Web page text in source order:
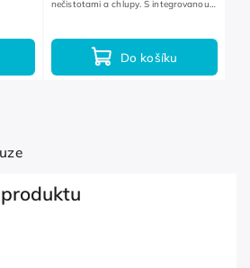
Do košíku
nečistotami a chlupy. S integrovanou